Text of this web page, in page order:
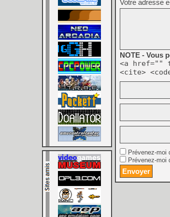
Votre adresse
NOTE - Vous
<a href=""
<cite>
Prévenez-moi
Prévenez-moi